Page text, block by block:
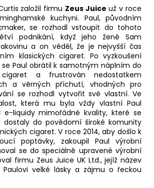
založil firmu Zeus Juice už v roce
kuchyni. Paul, původním
se rozhodl vstoupit do tohoto
podnikání, když jeho ženě Sam
a on věděl, že je nejvyšší čas
klasických cigaret. Po vyzkoušení
Paul obrátil k samotným náplním do
cigaret a frustrován nedostatkem
a věrných příchutí, vhodných pro
se rozhodl vytvořit své vlastní. Ve
která mu byla vždy vlastní Paul
e-liquidy mimořádné kvality, které se
dostaly do povědomí široké komunity
cigaret. V roce 2014, aby došlo k
poptávky, zakoupil Paul výrobní
se do speciálně upravené výrobní
firmu Zeus Juice UK Ltd., jejíž název
velké lásky a zájmu o řeckou